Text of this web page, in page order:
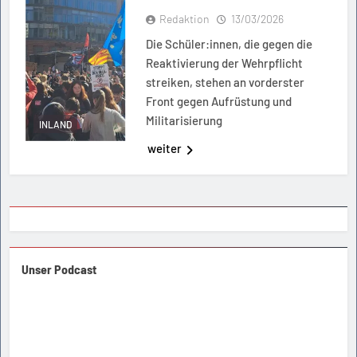
INLAND
Redaktion 13/03/2026
Die Schüler:innen, die gegen die
Reaktivierung der Wehrpflicht
streiken, stehen an vorderster
Front gegen Aufrüstung und
Militarisierung
weiter
Unser Podcast